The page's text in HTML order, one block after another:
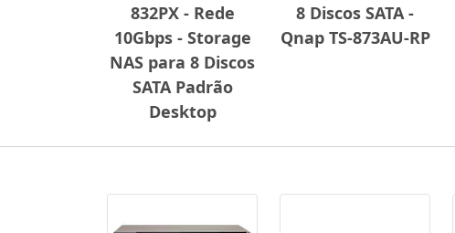
832PX - Rede
10Gbps - Storage
NAS para 8 Discos
SATA Padrão
Desktop
8 Discos SATA -
Qnap TS-873AU-RP